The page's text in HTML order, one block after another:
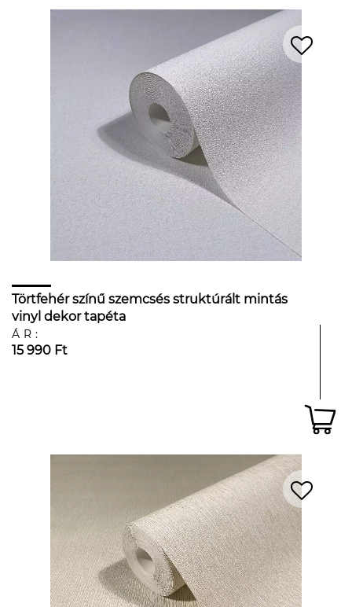
Törtfehér színű szemcsés struktúrált mintás
vinyl dekor tapéta
ÁR:
15 990 Ft